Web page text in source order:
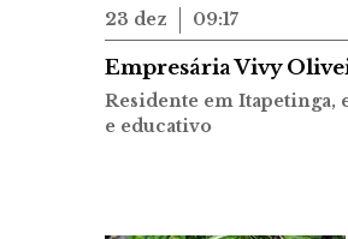
23 dez 09:17
Empresária Vivy
Residente em Itapetinga,
e educativo